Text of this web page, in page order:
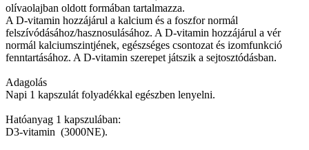
olívaolajban oldott formában tartalmazza.
A D-vitamin hozzájárul a kalcium és a foszfor normál
felszívódásához/hasznosulásához. A D-vitamin hozzájárul a vér
normál kalciumszintjének, egészséges csontozat és izomfunkció
fenntartásához. A D-vitamin szerepet játszik a sejtosztódásban.
Adagolás
Napi 1 kapszulát folyadékkal egészben lenyelni.
Hatóanyag 1 kapszulában:
D3-vitamin (3000NE).